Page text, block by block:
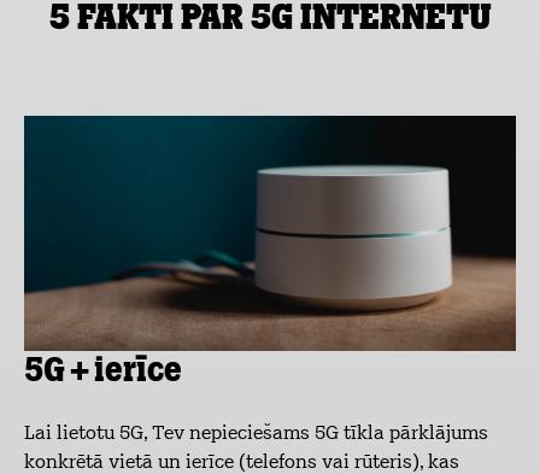
5 fakti par 5G internetu
5G + ierīce
Lai lietotu 5G, Tev nepieciešams 5G tīkla pārklājums
konkrētā vietā un ierīce (telefons vai rūteris), kas